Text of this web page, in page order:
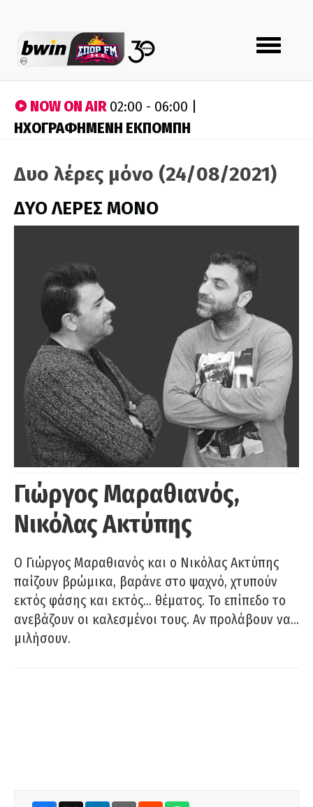
Toggle
navigation
NOW ON AIR02:00 - 06:00 |
ΗΧΟΓΡΑΦΗΜΕΝΗ ΕΚΠΟΜΠΗ
Δυο λέρες μόνο (24/08/2021)
ΔΥΟ ΛΕΡΕΣ ΜΟΝΟ
Γιώργος Μαραθιανός,
Νικόλας Ακτύπης
Ο Γιώργος Μαραθιανός και ο Νικόλας Ακτύπης
παίζουν βρώμικα, βαράνε στο ψαχνό, χτυπούν
εκτός φάσης και εκτός… θέματος. Το επίπεδο το
ανεβάζουν οι καλεσμένοι τους. Αν προλάβουν να…
μιλήσουν.